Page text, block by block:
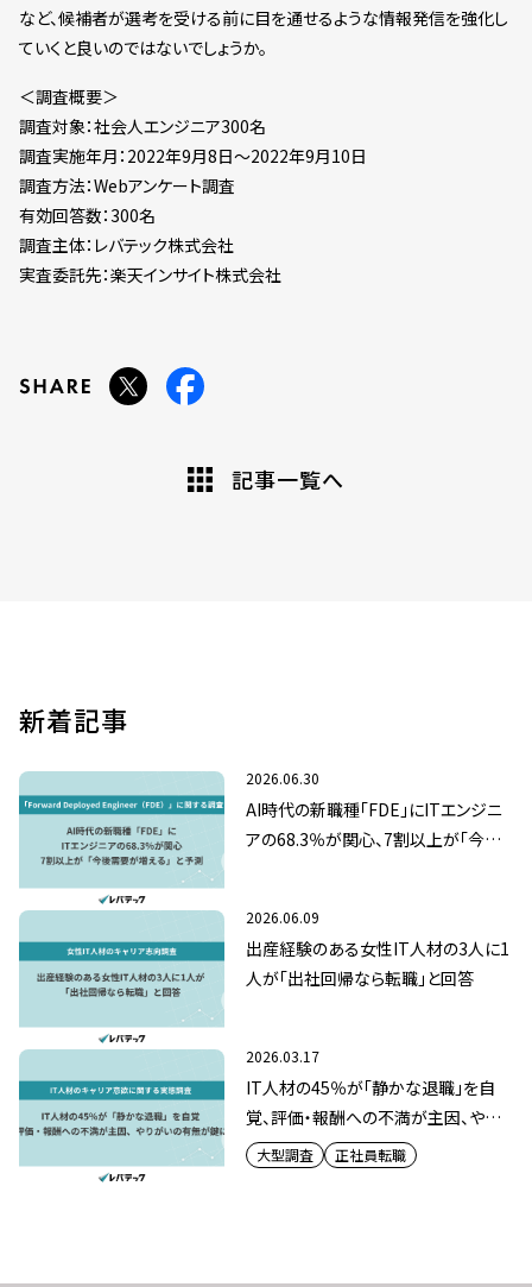
など、候補者が選考を受ける前に目を通せるような情報発信を強化し
ていくと良いのではないでしょうか。
＜調査概要＞
調査対象：社会人エンジニア300名
調査実施年月：2022年9月8日～2022年9月10日
調査方法：Webアンケート調査
有効回答数：300名
調査主体：レバテック株式会社
実査委託先：楽天インサイト株式会社
記事一覧へ
新着記事
2026.06.30
AI時代の新職種「FDE」にITエンジニ
アの68.3％が関心、7割以上が「今後
2026.06.09
出産経験のある女性IT人材の3人に1
人が「出社回帰なら転職」と回答
2026.03.17
IT人材の45％が「静かな退職」を自
覚、評価・報酬への不満が主因、やり
がいの有無が鍵に
大型調査 正社員転職